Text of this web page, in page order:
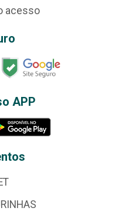
acesso
APP